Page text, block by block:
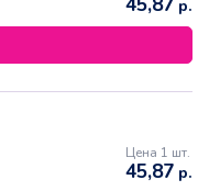
45,87 р.
Цена 1 шт.
45,87 р.